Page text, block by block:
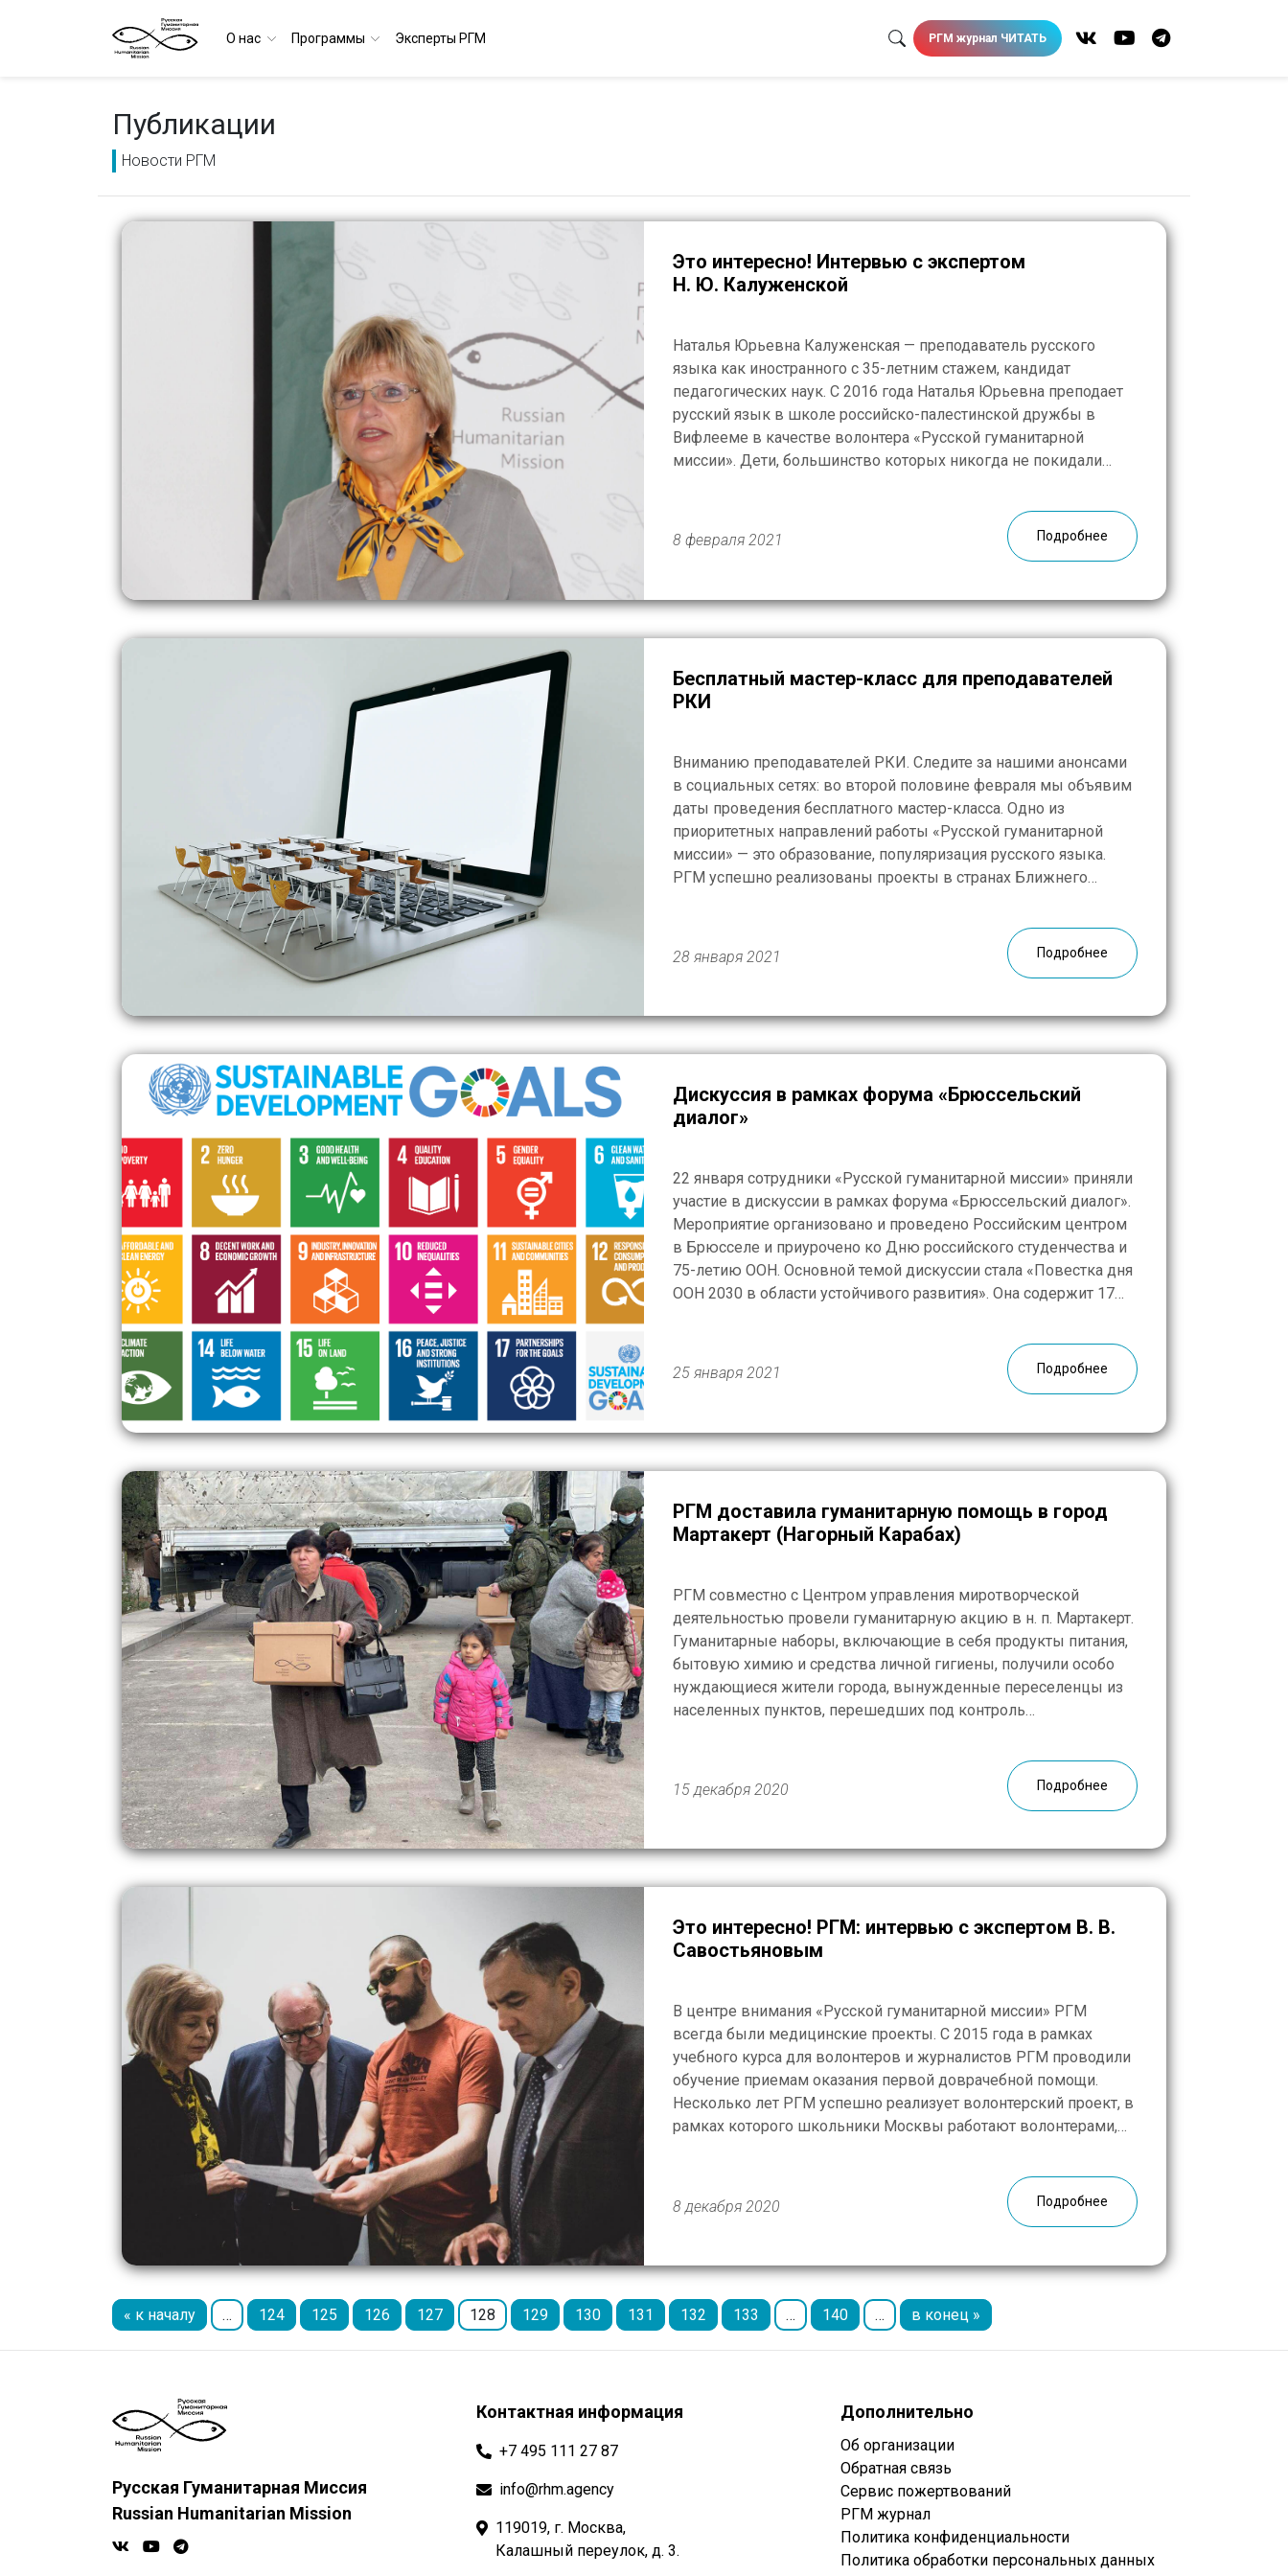
О нас Программы Эксперты РГМ РГМ журнал ЧИТАТЬ
Публикации
Новости РГМ
Это интересно! Интервью с экспертом
Н. Ю. Калуженской
Наталья Юрьевна Калуженская — преподаватель русского
языка как иностранного с 35-летним стажем, кандидат
педагогических наук. С 2016 года Наталья Юрьевна преподает
русский язык в школе российско-палестинской дружбы в
Вифлееме в качестве волонтера «Русской гуманитарной
миссии». Дети, большинство которых никогда не покидали
8 февраля 2021
Подробнее
Бесплатный мастер-класс для преподавателей
РКИ
Вниманию преподавателей РКИ. Следите за нашими анонсами
в социальных сетях: во второй половине февраля мы объявим
даты проведения бесплатного мастер-класса. Одно из
приоритетных направлений работы «Русской гуманитарной
миссии» — это образование, популяризация русского языка.
РГМ успешно реализованы проекты в странах Ближнего
28 января 2021 Подробнее
Дискуссия в рамках форума «Брюссельский
диалог»
22 января сотрудники «Русской гуманитарной миссии» приняли
участие в дискуссии в рамках форума «Брюссельский диалог».
Мероприятие организовано и проведено Российским центром
в Брюсселе и приурочено ко Дню российского студенчества и
75-летию ООН. Основной темой дискуссии стала «Повестка дня
ООН 2030 в области устойчивого развития». Она содержит 17
25 января 2021 Подробнее
РГМ доставила гуманитарную помощь в город
Мартакерт (Нагорный Карабах)
РГМ совместно с Центром управления миротворческой
деятельностью провели гуманитарную акцию в н. п. Мартакерт.
Гуманитарные наборы, включающие в себя продукты питания,
бытовую химию и средства личной гигиены, получили особо
нуждающиеся жители города, вынужденные переселенцы из
населенных пунктов, перешедших под контроль
городской больницы, пострадавшей […]
15 декабря 2020 Подробнее
Это интересно! РГМ: интервью с экспертом В. В.
Савостьяновым
В центре внимания «Русской гуманитарной миссии» РГМ
всегда были медицинские проекты. С 2015 года в рамках
учебного курса для волонтеров и журналистов РГМ проводили
обучение приемам оказания первой доврачебной помощи.
Несколько лет РГМ успешно реализует волонтерский проект, в
рамках которого школьники Москвы работают волонтерами,
врачей в труднодоступные районы Балканского […]
8 декабря 2020
Подробнее
« к началу … 124 125 126 127 128 129 130 131 132 133 … 140 … в конец »
Русская Гуманитарная Миссия
Russian Humanitarian Mission
Контактная информация
+7 495 111 27 87
info@rhm.agency
119019, г. Москва,
Калашный переулок, д. 3.
Дополнительно
Об организации
Обратная связь
Сервис пожертвований
РГМ журнал
Политика конфиденциальности
Политика обработки персональных данных